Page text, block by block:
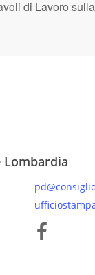
di Lavoro
Lombardia
Pagine Facebook Gruppo Consiliare PD LombardiaPagina